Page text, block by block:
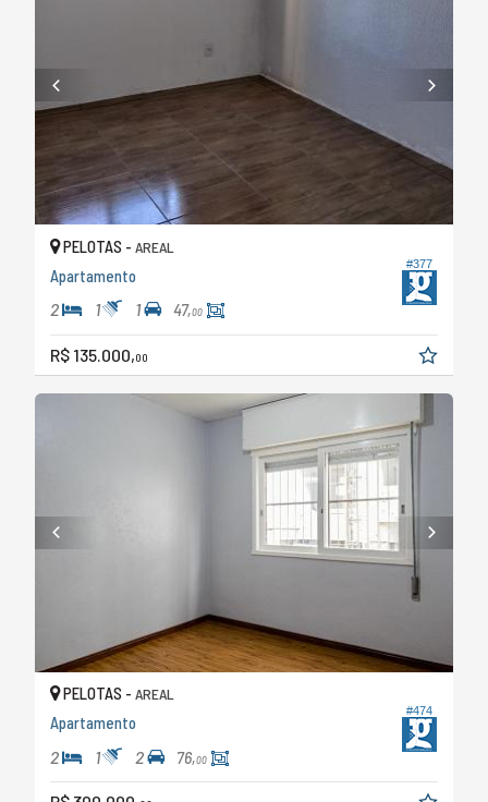
#377
PELOTAS - AREAL
Apartamento
2 1 1 47,00
R$ 135.000,00
#474
PELOTAS - AREAL
Apartamento
2 1 2 76,00